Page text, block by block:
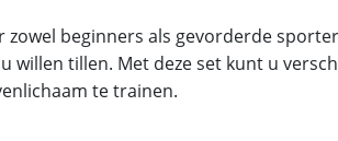
zowel beginners als gevorderde
willen tillen. Met deze set kunt u
te trainen.